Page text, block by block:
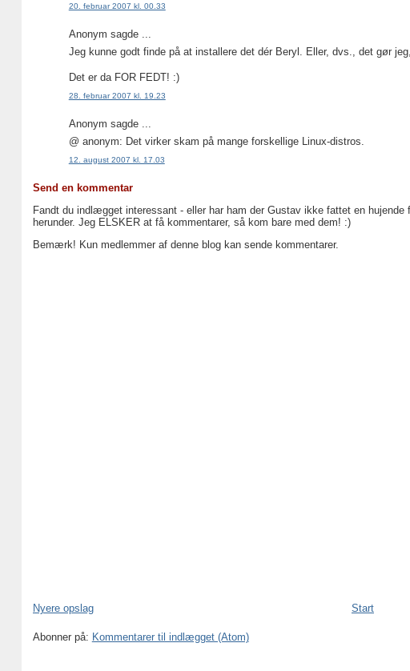
20. februar 2007 kl. 00.33
Anonym sagde ...
Jeg kunne godt finde på at installere det dér Beryl. Eller, dvs., det gør
Det er da FOR FEDT! :)
28. februar 2007 kl. 19.23
Anonym sagde ...
@ anonym: Det virker skam på mange forskellige Linux-distros.
12. august 2007 kl. 17.03
Send en kommentar
Fandt du indlægget interessant - eller har ham der Gustav ikke fattet en hujende
herunder. Jeg ELSKER at få kommentarer, så kom bare med dem! :)
Bemærk! Kun medlemmer af denne blog kan sende kommentarer.
Nyere opslag Start
Abonner på: Kommentarer til indlægget (Atom)